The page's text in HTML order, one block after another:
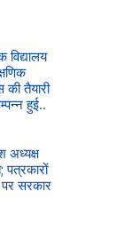
विद्यालय
की तैयारी
हुई..
अध्यक्ष
पत्रकारों
सरकार